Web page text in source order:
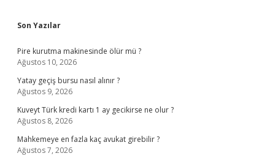
Sidebar
Son Yazılar
Pire kurutma makinesinde ölür mü ?
Ağustos 10, 2026
Yatay geçiş bursu nasıl alınır ?
Ağustos 9, 2026
Kuveyt Türk kredi kartı 1 ay gecikirse ne olur ?
Ağustos 8, 2026
Mahkemeye en fazla kaç avukat girebilir ?
Ağustos 7, 2026